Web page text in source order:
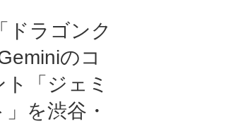
ドラゴンク
のコ
「ジェミ
を渋谷・